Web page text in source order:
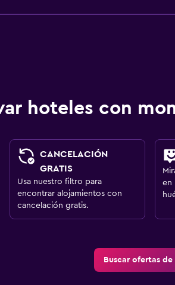
hoteles con
CANCELACIÓN
GRATIS
Usa nuestro filtro para
encontrar alojamientos con
cancelación gratis.
en
Buscar ofertas de